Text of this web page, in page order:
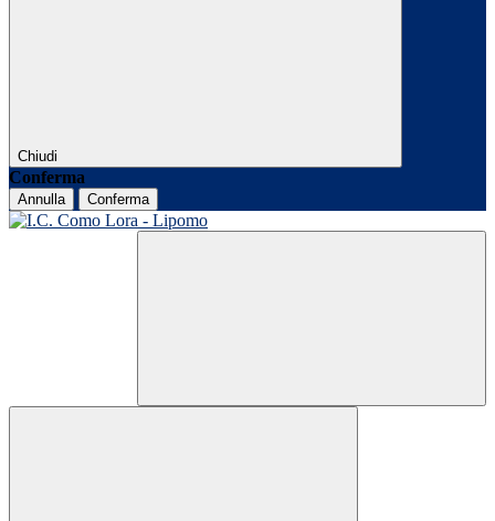
Chiudi
Conferma
Annulla Conferma